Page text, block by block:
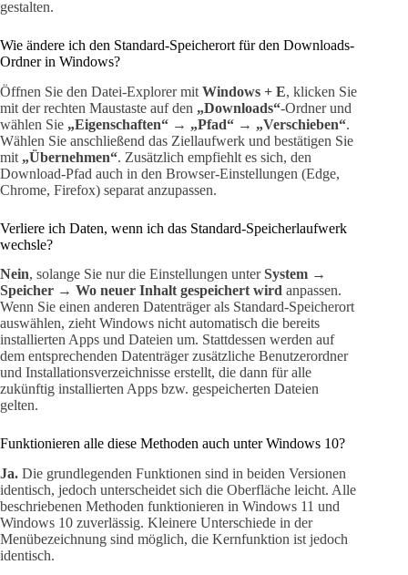
gestalten.
Wie ändere ich den Standard-Speicherort für den Downloads-
Ordner in Windows?
Öffnen Sie den Datei-Explorer mit Windows + E, klicken Sie
mit der rechten Maustaste auf den „Downloads“-Ordner und
wählen Sie „Eigenschaften“ → „Pfad“ → „Verschieben“.
Wählen Sie anschließend das Ziellaufwerk und bestätigen Sie
mit „Übernehmen“. Zusätzlich empfiehlt es sich, den
Download-Pfad auch in den Browser-Einstellungen (Edge,
Chrome, Firefox) separat anzupassen.
Verliere ich Daten, wenn ich das Standard-Speicherlaufwerk
wechsle?
Nein, solange Sie nur die Einstellungen unterSystem →
Speicher → Wo neuer Inhalt gespeichert wird anpassen.
Wenn Sie einen anderen Datenträger als Standard-Speicherort
auswählen, zieht Windows nicht automatisch die bereits
installierten Apps und Dateien um. Stattdessen werden auf
dem entsprechenden Datenträger zusätzliche Benutzerordner
und Installationsverzeichnisse erstellt, die dann für alle
zukünftig installierten Apps bzw. gespeicherten Dateien
gelten.
Funktionieren alle diese Methoden auch unter Windows 10?
Ja. Die grundlegenden Funktionen sind in beiden Versionen
identisch, jedoch unterscheidet sich die Oberfläche leicht. Alle
beschriebenen Methoden funktionieren in Windows 11 und
Windows 10 zuverlässig. Kleinere Unterschiede in der
Menübezeichnung sind möglich, die Kernfunktion ist jedoch
identisch.